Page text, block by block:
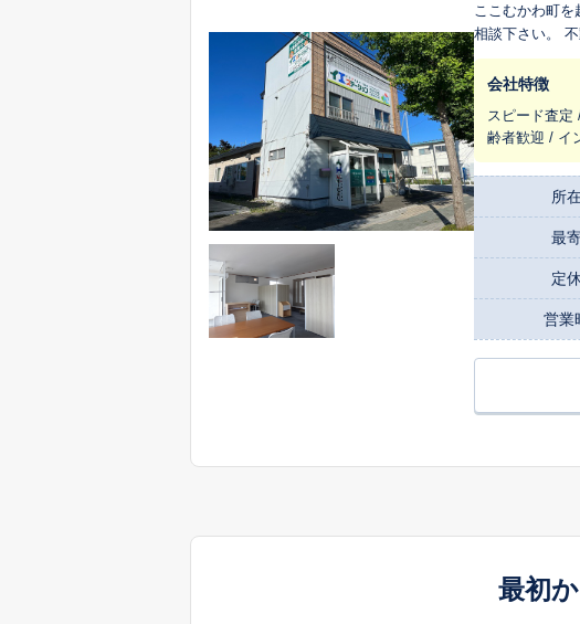
ここむかわ町
相談下さい。
会社特徴
スピード査
齢者歓迎 / イ
所
最
定
営業
最初